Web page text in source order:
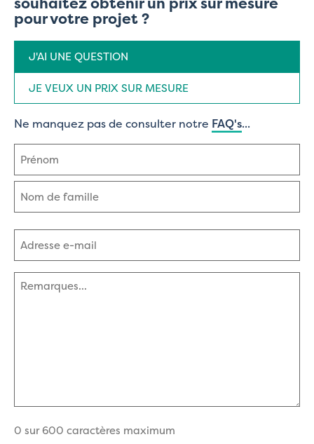
pour votre projet ?
demande
(Nécessaire)
J'AI UNE QUESTION
JE VEUX UN PRIX SUR MESURE
Ne manquez pas de consulter notre FAQ's...
Nom
(Nécessaire)
Prénom
Adresse
e-
mail
(Nécessaire)
Commentaires
(Nécessaire)
0 sur 600 caractères maximum